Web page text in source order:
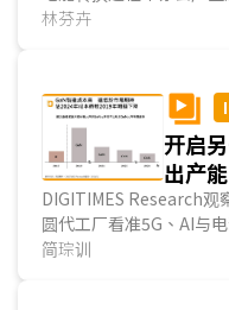
备等，市场规模每年将
主驱逆变器、OBC、快
元件渐导入碳化矽(SiC)
林芬卉
开启
出产
DIGITIMES Research观
圆代工厂看准5G、AI与
波发展契机，已积极发展具宽能隙
简琮训